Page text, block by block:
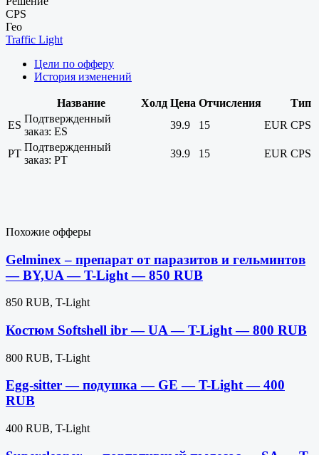
CPS
Гео
Traffic Light
Цели по офферу
История изменений
Название Холд Цена Отчисления
Тип
ES
Подтвержденный
заказ: ES
39.9 15 EUR CPS
PT
Подтвержденный
заказ: PT
39.9 15 EUR CPS
Похожие офферы
Gelminex – препарат от паразитов и гельминтов
— BY,UA — T-Light — 850 RUB
850 RUB, T-Light
Костюм Softshell ibr — UA — T-Light — 800 RUB
800 RUB, T-Light
Egg-sitter — подушка — GE — T-Light — 400
RUB
400 RUB, T-Light